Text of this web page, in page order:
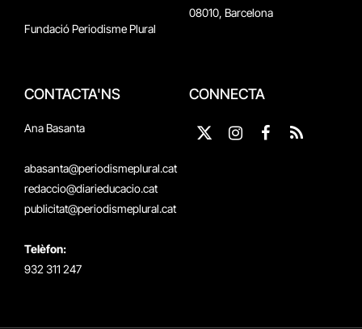
Fundació Periodisme Plural
08010, Barcelona
CONTACTA'NS
Ana Basanta
abasanta@periodismeplural.cat
redaccio@diarieducacio.cat
publicitat@periodismeplural.cat
Telèfon:
932 311 247
CONNECTA
X
InstagramFacebook
RSS